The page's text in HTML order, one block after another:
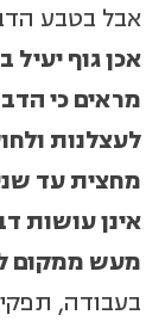
אבל בטבע
אכן גוף
מראים כי
לעצלנות
מחצית עד
אינן עושות
מעש ממקום
בעבודה,